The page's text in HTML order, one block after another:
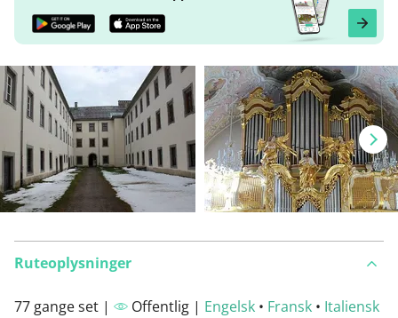
Ruteoplysninger
77 gange set | Offentlig | Engelsk • Fransk • Italiensk